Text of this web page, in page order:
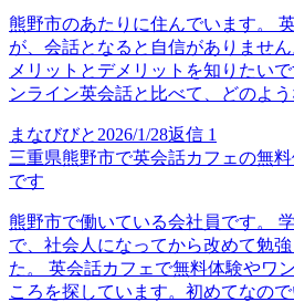
熊野市のあたりに住んでいます。
が、会話となると自信がありませ
メリットとデメリットを知りたい
ンライン英会話と比べて、どのよう
まなびびと 2026/1/28返信 1
三重県熊野市で英会話カフェの無
です
熊野市で働いている会社員です。
で、社会人になってから改めて勉
た。 英会話カフェで無料体験やワ
ころを探しています。初めてなの